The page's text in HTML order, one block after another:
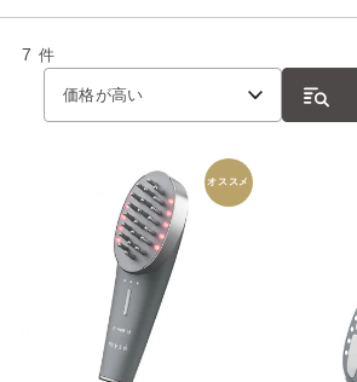
7 件
価格が高い
オススメ